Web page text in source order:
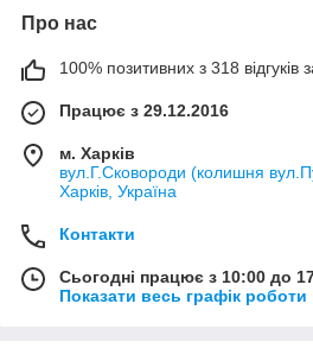
Про нас
100% позитивних з 318 відгуків
Працює з 29.12.2016
м. Харків
вул.Г.Сковороди (колишня
Харків, Україна
Контакти
Сьогодні працює з 10:00 до
Показати весь графік роботи